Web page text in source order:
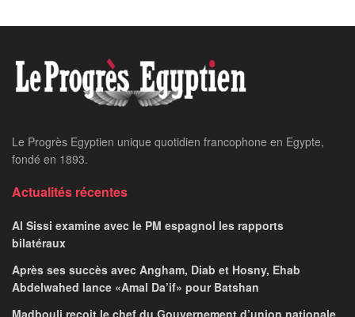
Le Progrès Egyptien unique quotidien francophone en Egypte,
fondé en 1893.
Actualités récentes
Al Sissi examine avec le PM espagnol les rapports
bilatéraux
Après ses succès avec Angham, Diab et Hosny, Ehab
Abdelwahed lance «Amal Da’if» pour Batshan